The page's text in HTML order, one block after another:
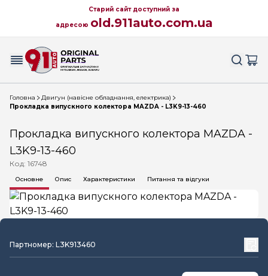
Старий сайт доступний за
адресою old.911auto.com.ua
Головна
Двигун (навісне обладнання, електрика)
Прокладка випускного колектора MAZDA - L3K9-13-460
Прокладка випускного колектора MAZDA -
L3K9-13-460
Код: 16748
Основне Опис Характеристики Питання та відгуки
Партномер: L3K913460